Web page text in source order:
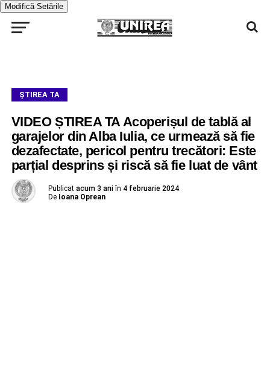
Modifică Setările
ŞTIREA TA
VIDEO ȘTIREA TA Acoperișul de tablă al
garajelor din Alba Iulia, ce urmează să fie
dezafectate, pericol pentru trecători: Este
parțial desprins și riscă să fie luat de vânt
Publicat acum 3 ani în 4 februarie 2024
De Ioana Oprean